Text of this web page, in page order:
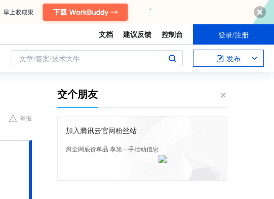
文档 建议反馈 控制台 登录/注册
文章/答案/技术大牛 发布
举报
交个朋友
加入腾讯云官网粉丝站
蹲全网底价单品 享第一手活动信息